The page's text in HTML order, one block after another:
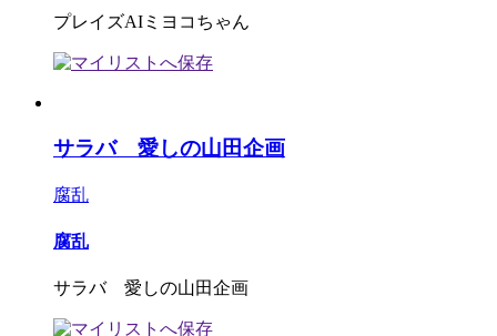
プレイズAIミヨコちゃん
サラバ 愛しの山田企画
腐乱
腐乱
サラバ 愛しの山田企画